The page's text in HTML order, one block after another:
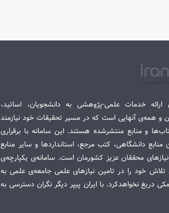
ارائه خدمات علمی-پژوهشی به دانشجویان، اساتید،
و همه‌ی آنهایی است که در مسیر تحقیقات خود نیازمند
و منابع منتشرشده هستند. این سامانه با برقراری
دانشگاهی، کتب مرجع، استانداردها و سایر منابع
محققان عزیز کشورمان است. سامانه‌ی یکپارچه‌ی
تلاش خود را در تامین نیازهای علمی جامعه‌ی علمی به
دریغ نخواهدکرد. با ایران پیپر دیگر نگران دسترسی به